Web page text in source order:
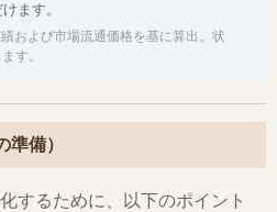
ます。
および市場流通価格を基に算出。状
す。
備）
するために、以下のポイント